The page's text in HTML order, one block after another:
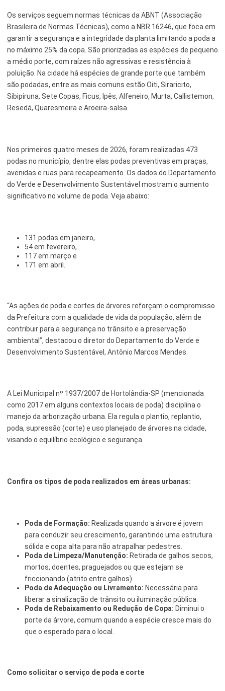
Os serviços seguem normas técnicas da ABNT (Associação
Brasileira de Normas Técnicas), como a NBR 16246, que foca em
garantir a segurança e a integridade da planta limitando a poda a
no máximo 25% da copa. São priorizadas as espécies de pequeno
a médio porte, com raízes não agressivas e resistência à
poluição. Na cidade há espécies de grande porte que também
são podadas, entre as mais comuns estão Oiti, Siraricito,
Sibipiruna, Sete Copas, Ficus, Ipês, Alfeneiro, Murta, Callistemon,
Resedá, Quaresmeira e Aroeira-salsa.
Nos primeiros quatro meses de 2026, foram realizadas 473
podas no município, dentre elas podas preventivas em praças,
avenidas e ruas para recapeamento. Os dados do Departamento
do Verde e Desenvolvimento Sustentável mostram o aumento
significativo no volume de poda. Veja abaixo:
131 podas em janeiro,
54 em fevereiro,
117 em março e
171 em abril.
“As ações de poda e cortes de árvores reforçam o compromisso
da Prefeitura com a qualidade de vida da população, além de
contribuir para a segurança no trânsito e a preservação
ambiental”, destacou o diretor do Departamento do Verde e
Desenvolvimento Sustentável, Antônio Marcos Mendes.
A Lei Municipal nº 1937/2007 de Hortolândia-SP (mencionada
como 2017 em alguns contextos locais de poda) disciplina o
manejo da arborização urbana. Ela regula o plantio, replantio,
poda, supressão (corte) e uso planejado de árvores na cidade,
visando o equilíbrio ecológico e segurança.
Confira os tipos de poda realizados em áreas urbanas:
Poda de Formação: Realizada quando a árvore é jovem
para conduzir seu crescimento, garantindo uma estrutura
sólida e copa alta para não atrapalhar pedestres.
Poda de Limpeza/Manutenção: Retirada de galhos secos,
mortos, doentes, praguejados ou que estejam se
friccionando (atrito entre galhos).
Poda de Adequação ou Livramento: Necessária para
liberar a sinalização de trânsito ou iluminação pública.
Poda de Rebaixamento ou Redução de Copa: Diminui o
porte da árvore, comum quando a espécie cresce mais do
que o esperado para o local.
Como solicitar o serviço de poda e corte